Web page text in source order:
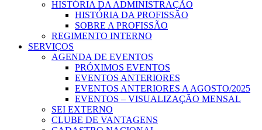
HISTÓRIA DA ADMINISTRAÇÃO
HISTÓRIA DA PROFISSÃO
SOBRE A PROFISSÃO
REGIMENTO INTERNO
SERVIÇOS
AGENDA DE EVENTOS
PRÓXIMOS EVENTOS
EVENTOS ANTERIORES
EVENTOS ANTERIORES A AGOSTO/2025
EVENTOS – VISUALIZAÇÃO MENSAL
SEI EXTERNO
CLUBE DE VANTAGENS